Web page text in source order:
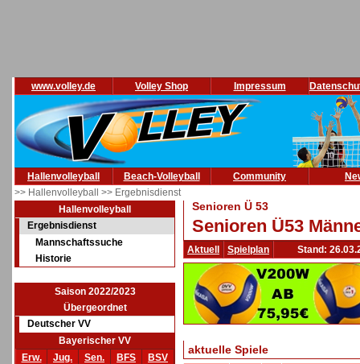
www.volley.de Volley Shop Impressum
Hallenvolleyball Beach-Volleyball Community
>> Hallenvolleyball >> Ergebnisdienst
Hallenvolleyball
Ergebnisdienst
Mannschaftssuche
Historie
Saison 2022/2023
Übergeordnet
Deutscher VV
Bayerischer VV
Erw.
Jug. Sen. BFS
BSV
Senioren Ü 53
Senioren Ü53
Aktuell Spielplan Stand:
aktuelle Spiele